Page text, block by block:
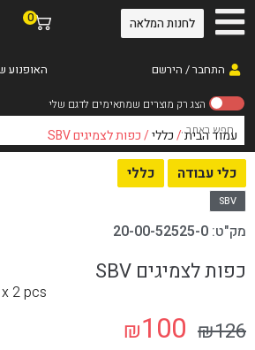
התחבר / הירשם
0
האופנוע
לחנות המלאה
עמוד הבית/כללי/ כפות לצמיגים SBV
כלי עבודה כללי
SBV
מק"ט: 20-00-52525-0
כפות לצמיגים SBV
2 pcs
₪126
₪100